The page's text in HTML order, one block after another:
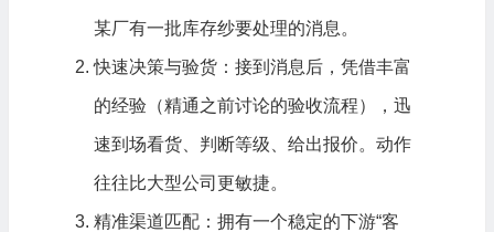
某厂有一批库存纱要处理的消息。
快速决策与验货：接到消息后，凭借丰富
的经验（精通之前讨论的验收流程），迅
速到场看货、判断等级、给出报价。动作
往往比大型公司更敏捷。
精准渠道匹配：拥有一个稳定的下游“客